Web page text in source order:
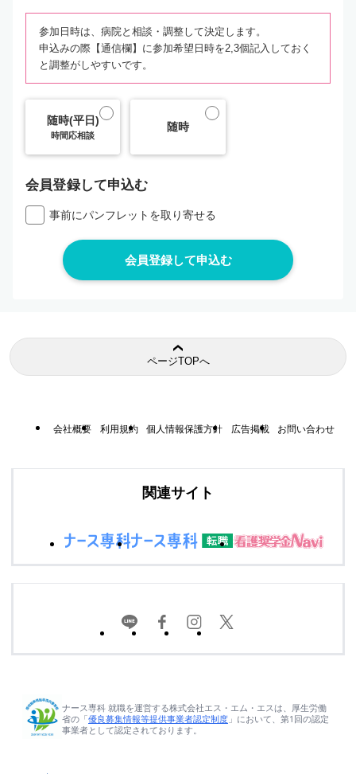
参加日時は、病院と相談・調整して決定します。
申込みの際【通信欄】に参加希望日時を2,3個記入しておく
と調整がしやすいです。
随時(平日)
時間応相談
随時
会員登録して申込む
事前にパンフレットを取り寄せる
ページTOPへ